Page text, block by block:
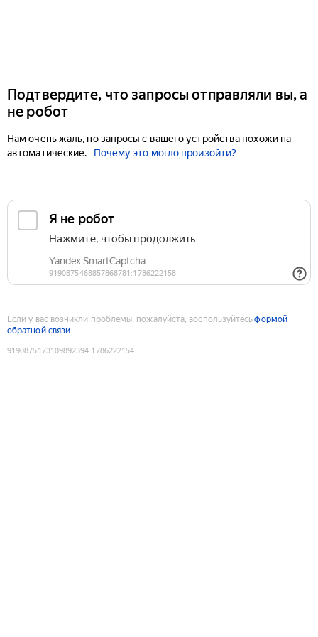
Подтвердите, что запросы отправляли вы, а
не робот
Нам очень жаль, но запросы с вашего устройства похожи на
автоматические.
Почему это могло произойти?
Если у вас возникли проблемы, пожалуйста, воспользуйтесьформой
обратной связи
9190875173109892394:1786222154